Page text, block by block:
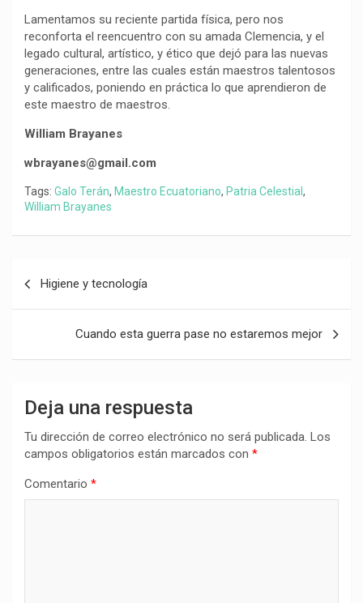
Lamentamos su reciente partida física, pero nos
reconforta el reencuentro con su amada Clemencia, y el
legado cultural, artístico, y ético que dejó para las nuevas
generaciones, entre las cuales están maestros talentosos
y calificados, poniendo en práctica lo que aprendieron de
este maestro de maestros.
William Brayanes
wbrayanes@gmail.com
Tags: Galo Terán, Maestro Ecuatoriano, Patria Celestial ,
William Brayanes
entradas
Higiene y tecnología
Cuando esta guerra pase no estaremos mejor
Deja una respuesta
Tu dirección de correo electrónico no será publicada. Los
campos obligatorios están marcados con *
Comentario *